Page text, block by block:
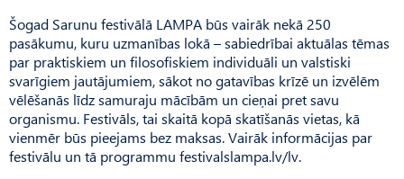
Šogad Sarunu festivālā LAMPA būs vairāk nekā 250
pasākumu, kuru uzmanības lokā – sabiedrībai aktuālas tēmas
par praktiskiem un filosofiskiem individuāli un valstiski
svarīgiem jautājumiem, sākot no gatavības krīzē un izvēlēm
vēlēšanās līdz samuraju mācībām un cieņai pret savu
organismu. Festivāls, tai skaitā kopā skatīšanās vietas, kā
vienmēr būs pieejams bez maksas. Vairāk informācijas par
festivālu un tā programmu festivalslampa.lv/lv.